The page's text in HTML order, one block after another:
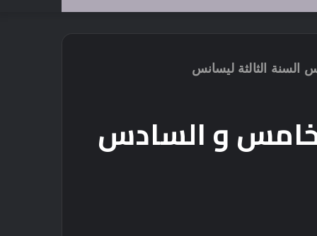
السنة الثالثة ليسانس
و السادس